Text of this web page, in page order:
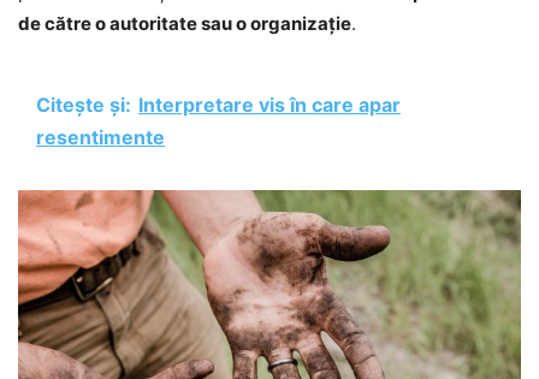
de către o autoritate sau o organizație.
Citește și: Interpretare vis în care apar
resentimente